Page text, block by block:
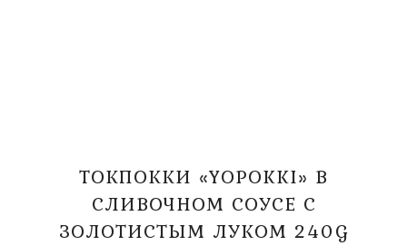
ТОКПОККИ «YOPOKKI» В
СЛИВОЧНОМ СОУСЕ С
ЗОЛОТИСТЫМ ЛУКОМ 240G